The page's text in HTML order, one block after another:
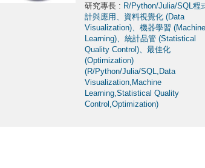
研究專長 : R/Python/Julia/SQL程
計與應用、資料視覺化 (Data
Visualization)、機器學習 (Machine
Learning)、統計品管 (Statistical
Quality Control)、最佳化
(Optimization)
(R/Python/Julia/SQL,Data
Visualization,Machine
Learning,Statistical Quality
Control,Optimization)